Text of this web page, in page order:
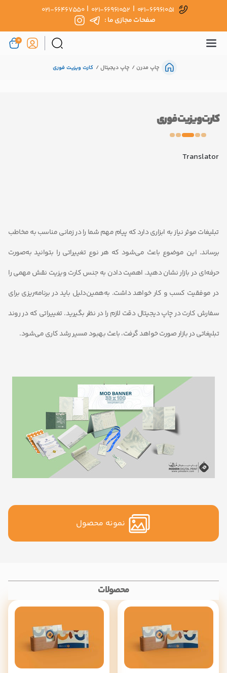
021-66961051
|
021-66961052
|
021-66467550
صفحات مجازی ما :
0
چاپ مدرن چاپ دیجیتال کارت ویزیت فوری
کارت ویزیت فوری
Translator
تبلیغات موثر نیاز به ابزاری دارد که پیام مهم شما را در زمانی مناسب به مخاطب
برساند. این موضوع باعث می‌شود که هر نوع تغییراتی را بتوانید به‌صورت
حرفه‌ای در بازار نشان دهید. اهمیت دادن بهجنس کارت ویزیت نقش مهمی را
در موفقیت کسب و کار خواهد داشت. به‌همین‌دلیل باید در برنامه‌ریزی برای
سفارش کارت در چاپ دیجیتال دقت لازم را در نظر بگیرید. تغییراتی که در روند
تبلیغاتی در بازار صورت خواهد گرفت، باعث بهبود مسیر رشد کاری می‌شود.
نمونه محصول
محصولات